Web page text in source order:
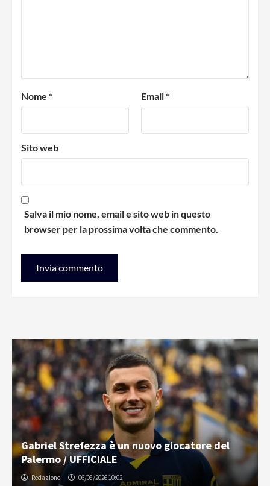
Nome * Email*
Sito web
Salva il mio nome, email e sito web in questo
browser per la prossima volta che commento.
Gabriel Strefezza è un nuovo giocatore del
Palermo / UFFICIALE
Redazione 06/08/2026 10:02